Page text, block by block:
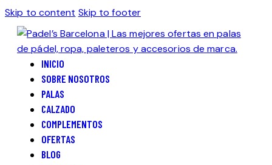
Skip to content Skip to footer
INICIO
SOBRE NOSOTROS
PALAS
CALZADO
COMPLEMENTOS
OFERTAS
BLOG